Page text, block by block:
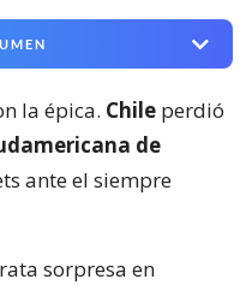
la épica. Chile perdió
de
ante el siempre
sorpresa en